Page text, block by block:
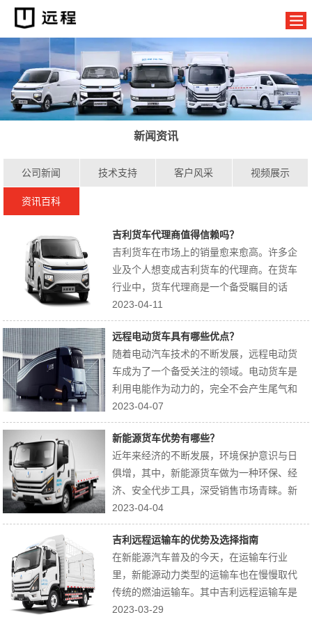
新闻资讯
公司新闻 技术支持 客户风采 视频展示
资讯百科
吉利货车代理商值得信赖吗？
吉利货车在市场上的销量愈来愈高。许多企
业及个人想变成吉利货车的代理商。在货车
行业中，货车代理商是一个备受瞩目的话
题。不少人都在决定加入吉利货车代理商队
伍，但是他们是否值得信赖？这是非常值得
探讨的问题。吉利其货车产品在市场上有着
不俗的影响力和声誉。那么，我们可以从以
下几个...
2023-04-11
远程电动货车具有哪些优点？
随着电动汽车技术的不断发展，远程电动货
车成为了一个备受关注的领域。电动货车是
利用电能作为动力的，完全不会产生尾气和
噪音污染，从根本上保护了环境和人类健
康。同时，电动货车的能源来自于电网，不
需要燃料，因此，具有很好的节能效果。相
比传统燃油货车，远程电动货车具有以下几
个优点...
2023-04-07
新能源货车优势有哪些？
近年来经济的不断发展，环境保护意识与日
俱增，其中，新能源货车做为一种环保、经
济、安全代步工具，深受销售市场青睐。新
能源货车做为新能源车辆不可或缺的一部
分，不但能够降低排放标准，也具有其他一
些的优势。下面我们就从多个方面分析新能
源货车的优势。这一类的货车选用电力、氢
能等清...
2023-04-04
吉利远程运输车的优势及选择指南
在新能源汽车普及的今天，在运输车行业
里，新能源动力类型的运输车也在慢慢取代
传统的燃油运输车。其中吉利远程运输车是
一款专门用于长途运输的新能源商用车，具
2023-03-29